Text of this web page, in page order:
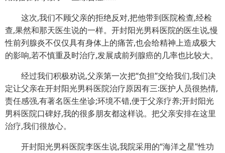
这次,我们不顾父亲的拒绝反对,把他带到医院检查,经检
查,果然和那天医生说的一样。开封阳光男科医院的医生说,慢
性前列腺炎不仅仅具有身体上的痛苦,也会给精神上造成极大
的影响,若不慎重及时治疗,发展成前列腺癌的几率也比较大。
经过我们积极劝说,父亲第一次把“负担”交给我们,我们决
定让父亲在开封阳光男科医院治疗原因有三:医护人员很热情,
责任感强,有著名医生坐诊;环境不错,便于父亲疗养;开封阳光
男科医院口碑好,我的很多朋友都这样说。把父亲安排在这里
治疗,我们很放心。
开封阳光男科医院李医生说,我院采用的“海洋之星”性功